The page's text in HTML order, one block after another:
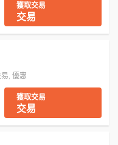
獲取交易
交易
, 優惠
獲取交易
交易